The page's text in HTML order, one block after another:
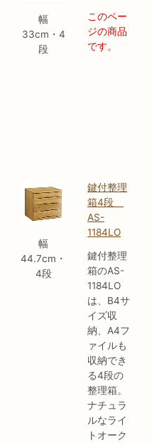
幅
33cm・4
段
このペー
ジの商品
です。
幅
44.7cm・
4段
鍵付整理
箱4段
AS-
1184LO
鍵付整理
箱のAS-
1184LO
は、B4サ
イズ収
納、A4フ
ァイルも
収納でき
る4段の
整理箱。
ナチュラ
ルなライ
トオーク